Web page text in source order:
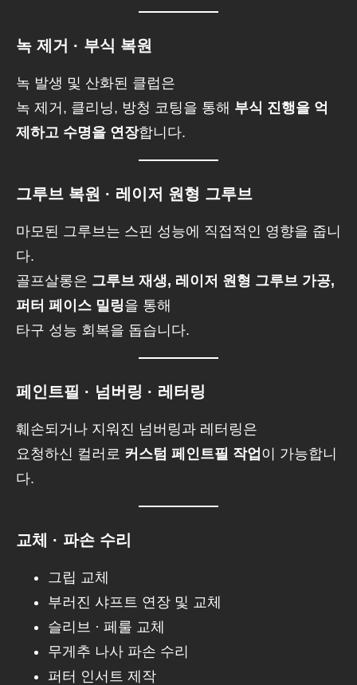
녹 제거 · 부식 복원
녹 발생 및 산화된 클럽은
녹 제거, 클리닝, 방청 코팅을 통해 부식 진행을 억
제하고 수명을 연장합니다.
그루브 복원 · 레이저 원형 그루브
마모된 그루브는 스핀 성능에 직접적인 영향을 줍니
다.
골프살롱은 그루브 재생, 레이저 원형 그루브 가공,
퍼터 페이스 밀링을 통해
타구 성능 회복을 돕습니다.
페인트필 · 넘버링 · 레터링
훼손되거나 지워진 넘버링과 레터링은
요청하신 컬러로 커스텀 페인트필 작업 이 가능합니
다.
교체 · 파손 수리
그립 교체
부러진 샤프트 연장 및 교체
슬리브 · 페룰 교체
무게추 나사 파손 수리
퍼터 인서트 제작